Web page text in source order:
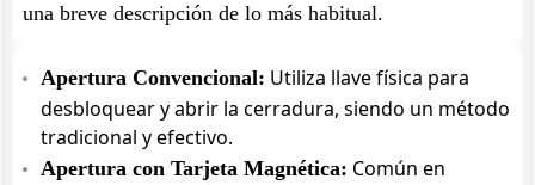
una breve descripción de lo más habitual.
Apertura Convencional: Utiliza llave física para
desbloquear y abrir la cerradura, siendo un método
tradicional y efectivo.
Apertura con Tarjeta Magnética: Común en